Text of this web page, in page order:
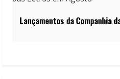
Lançamentos da Companhia